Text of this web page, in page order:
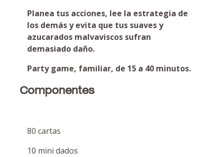
Planea tus acciones, lee la estrategia de
los demás y evita que tus suaves y
azucarados malvaviscos sufran
demasiado daño.
Party game, familiar, de 15 a 40 minutos.
Componentes
80 cartas
10 mini dados